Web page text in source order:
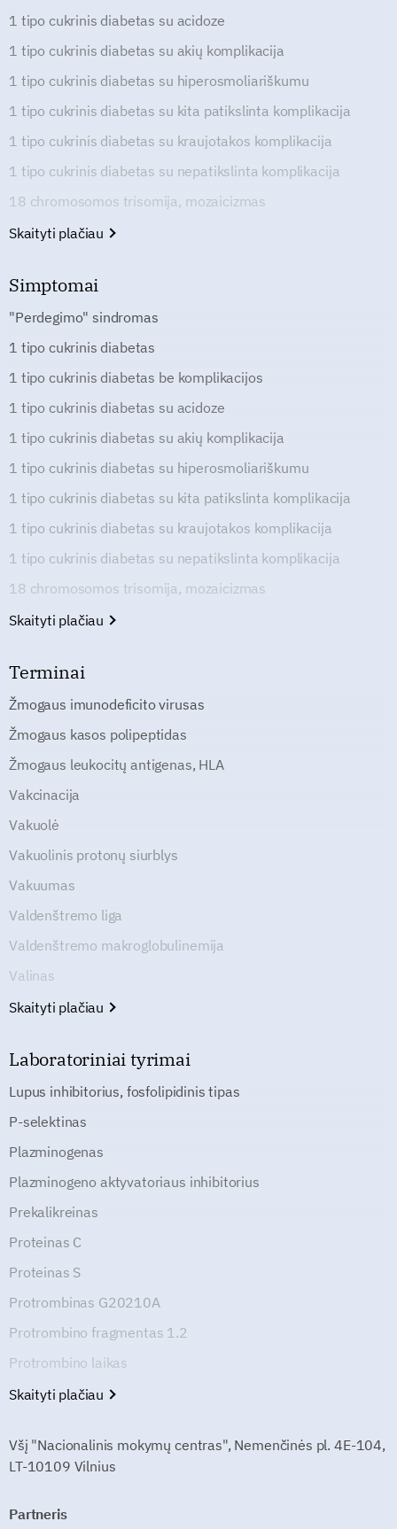
1 tipo cukrinis diabetas su acidoze
1 tipo cukrinis diabetas su akių komplikacija
1 tipo cukrinis diabetas su hiperosmoliariškumu
1 tipo cukrinis diabetas su kita patikslinta komplikacija
1 tipo cukrinis diabetas su kraujotakos komplikacija
1 tipo cukrinis diabetas su nepatikslinta komplikacija
18 chromosomos trisomija, mozaicizmas
Skaityti plačiau
Simptomai
"Perdegimo" sindromas
1 tipo cukrinis diabetas
1 tipo cukrinis diabetas be komplikacijos
1 tipo cukrinis diabetas su acidoze
1 tipo cukrinis diabetas su akių komplikacija
1 tipo cukrinis diabetas su hiperosmoliariškumu
1 tipo cukrinis diabetas su kita patikslinta komplikacija
1 tipo cukrinis diabetas su kraujotakos komplikacija
1 tipo cukrinis diabetas su nepatikslinta komplikacija
18 chromosomos trisomija, mozaicizmas
Skaityti plačiau
Terminai
Žmogaus imunodeficito virusas
Žmogaus kasos polipeptidas
Žmogaus leukocitų antigenas, HLA
Vakcinacija
Vakuolė
Vakuolinis protonų siurblys
Vakuumas
Valdenštremo liga
Valdenštremo makroglobulinemija
Valinas
Skaityti plačiau
Laboratoriniai tyrimai
Lupus inhibitorius, fosfolipidinis tipas
P-selektinas
Plazminogenas
Plazminogeno aktyvatoriaus inhibitorius
Prekalikreinas
Proteinas C
Proteinas S
Protrombinas G20210A
Protrombino fragmentas 1.2
Protrombino laikas
Skaityti plačiau
Všį "Nacionalinis mokymų centras", Nemenčinės pl. 4E-104,
LT-10109 Vilnius
Partneris